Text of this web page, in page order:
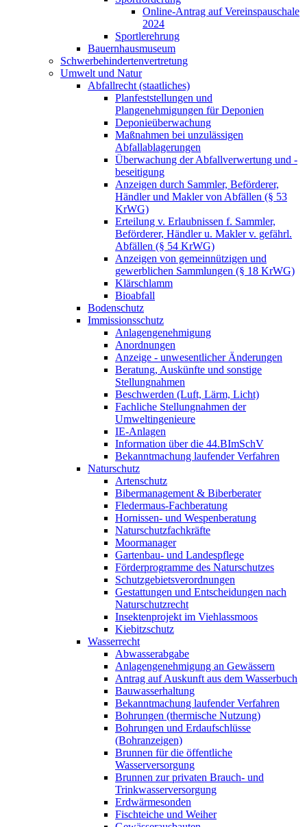
Online-Antrag auf Vereinspauschale
2024
Sportlerehrung
Bauernhausmuseum
Schwerbehindertenvertretung
Umwelt und Natur
Abfallrecht (staatliches)
Planfeststellungen und
Plangenehmigungen für Deponien
Deponieüberwachung
Maßnahmen bei unzulässigen
Abfallablagerungen
Überwachung der Abfallverwertung und -
beseitigung
Anzeigen durch Sammler, Beförderer,
Händler und Makler von Abfällen (§ 53
KrWG)
Erteilung v. Erlaubnissen f. Sammler,
Beförderer, Händler u. Makler v. gefährl.
Abfällen (§ 54 KrWG)
Anzeigen von gemeinnützigen und
gewerblichen Sammlungen (§ 18 KrWG)
Klärschlamm
Bioabfall
Bodenschutz
Immissionsschutz
Anlagengenehmigung
Anordnungen
Anzeige - unwesentlicher Änderungen
Beratung, Auskünfte und sonstige
Stellungnahmen
Beschwerden (Luft, Lärm, Licht)
Fachliche Stellungnahmen der
Umweltingenieure
IE-Anlagen
Information über die 44.BImSchV
Bekanntmachung laufender Verfahren
Naturschutz
Artenschutz
Bibermanagement & Biberberater
Fledermaus-Fachberatung
Hornissen- und Wespenberatung
Naturschutzfachkräfte
Moormanager
Gartenbau- und Landespflege
Förderprogramme des Naturschutzes
Schutzgebietsverordnungen
Gestattungen und Entscheidungen nach
Naturschutzrecht
Insektenprojekt im Viehlassmoos
Kiebitzschutz
Wasserrecht
Abwasserabgabe
Anlagengenehmigung an Gewässern
Antrag auf Auskunft aus dem Wasserbuch
Bauwasserhaltung
Bekanntmachung laufender Verfahren
Bohrungen (thermische Nutzung)
Bohrungen und Erdaufschlüsse
(Bohranzeigen)
Brunnen für die öffentliche
Wasserversorgung
Brunnen zur privaten Brauch- und
Trinkwasserversorgung
Erdwärmesonden
Fischteiche und Weiher